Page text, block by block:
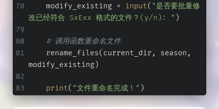
    modify_existing =
input( "是否要批量修
改已经符合 SxExx 格式的文件？(y/n): " )
# 调用函数重命名文件
modify_existing)
print( "文件重命名完成！" )